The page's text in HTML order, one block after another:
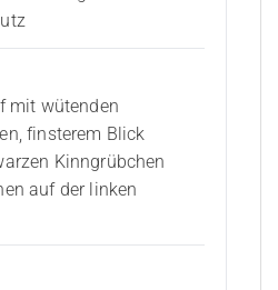
mit wütenden
finsterem Blick
Kinngrübchen
auf der linken